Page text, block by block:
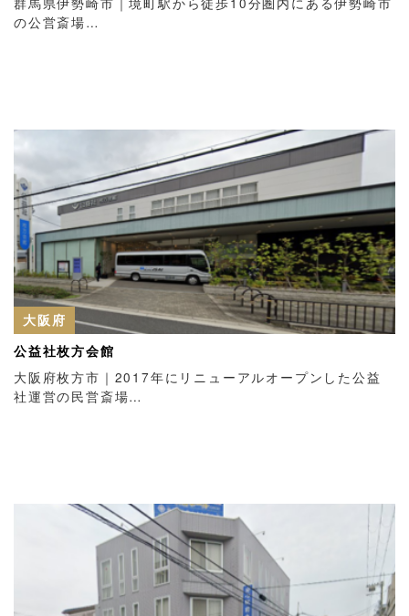
の公営斎場…
大阪府
公益社枚方会館
大阪府枚方市｜2017年にリニューアルオープンした公益
社運営の民営斎場…